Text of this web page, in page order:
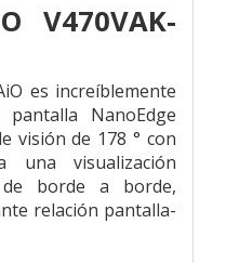
V470VAK-
es increíblemente
NanoEdge
visión de 178 ° con
una visualización
de borde a borde,
relación pantalla-